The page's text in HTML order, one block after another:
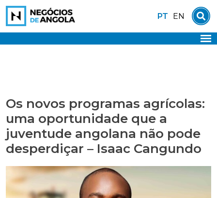
Skip
content
PT EN
Os novos programas agrícolas:
uma oportunidade que a
juventude angolana não pode
desperdiçar – Isaac Cangundo